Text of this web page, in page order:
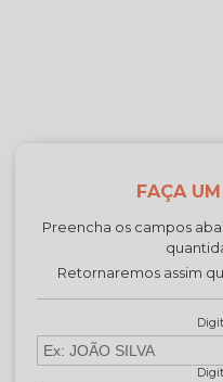
FAÇA
Preencha os campos
Retornaremos assim